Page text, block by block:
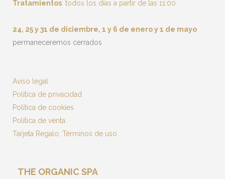
Tratamientos: todos los días a partir de las 11:00
24, 25 y 31 de diciembre, 1 y 6 de enero y 1 de mayo
permaneceremos cerrados
Aviso legal
Política de privacidad
Política de cookies
Política de venta
Tarjeta Regalo: Términos de uso
THE ORGANIC SPA